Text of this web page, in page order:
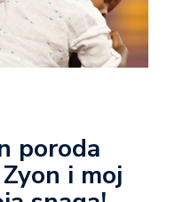
poroda
i moj